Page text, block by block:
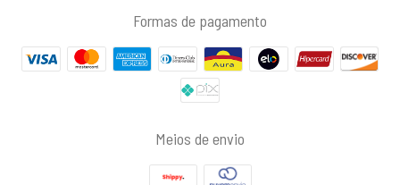
Formas de pagamento
Meios de envio